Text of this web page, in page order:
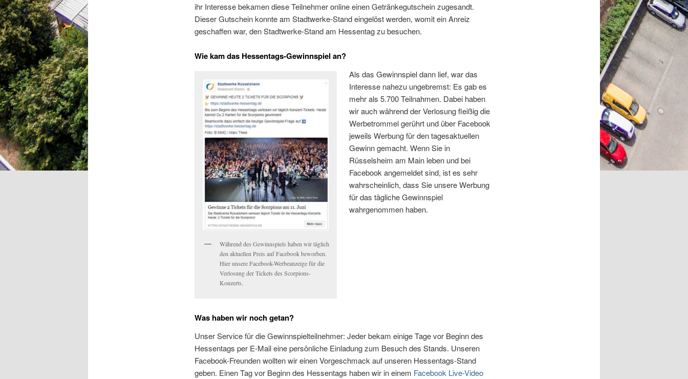
ihr Interesse bekamen diese Teilnehmer online einen Getränkegutschein zugesandt.
Dieser Gutschein konnte am Stadtwerke-Stand eingelöst werden, womit ein Anreiz
geschaffen war, den Stadtwerke-Stand am Hessentag zu besuchen.
Wie kam das Hessentags-Gewinnspiel an?
Während des Gewinnspiels haben wir täglich
den aktuellen Preis auf Facebook beworben.
Hier unsere Facebook-Werbeanzeige für die
Verlosung der Tickets des Scorpions-
Konzerts.
Als das Gewinnspiel dann lief, war das
Interesse nahezu ungebremst: Es gab es
mehr als 5.700 Teilnahmen. Dabei haben
wir auch während der Verlosung fleißig die
Werbetrommel gerührt und über Facebook
jeweils Werbung für den tagesaktuellen
Gewinn gemacht. Wenn Sie in
Rüsselsheim am Main leben und bei
Facebook angemeldet sind, ist es sehr
wahrscheinlich, dass Sie unsere Werbung
für das tägliche Gewinnspiel
wahrgenommen haben.
Was haben wir noch getan?
Unser Service für die Gewinnspielteilnehmer: Jeder bekam einige Tage vor Beginn des
Hessentags per E-Mail eine persönliche Einladung zum Besuch des Stands. Unseren
Facebook-Freunden wollten wir einen Vorgeschmack auf unseren Hessentags-Stand
geben. Einen Tag vor Beginn des Hessentags haben wir in einem Facebook Live-Video